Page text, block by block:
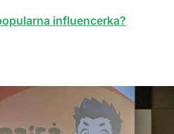
influencerka?